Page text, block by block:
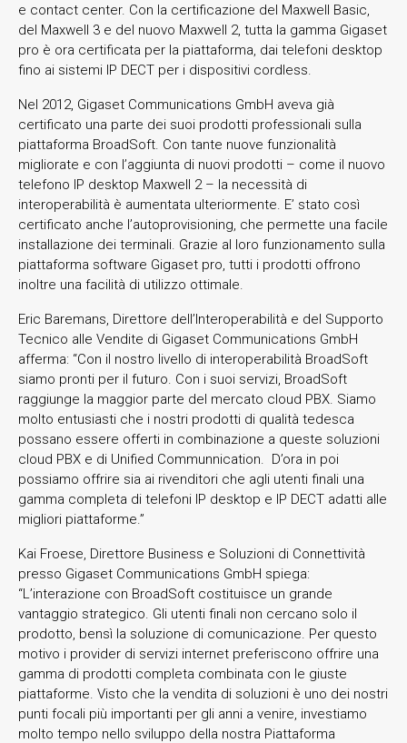
e contact center. Con la certificazione del Maxwell Basic,
del Maxwell 3 e del nuovo Maxwell 2, tutta la gamma Gigaset
pro è ora certificata per la piattaforma, dai telefoni desktop
fino ai sistemi IP DECT per i dispositivi cordless.
Nel 2012, Gigaset Communications GmbH aveva già
certificato una parte dei suoi prodotti professionali sulla
piattaforma BroadSoft. Con tante nuove funzionalità
migliorate e con l’aggiunta di nuovi prodotti – come il nuovo
telefono IP desktop Maxwell 2 – la necessità di
interoperabilità è aumentata ulteriormente. E’ stato così
certificato anche l’autoprovisioning, che permette una facile
installazione dei terminali. Grazie al loro funzionamento sulla
piattaforma software Gigaset pro, tutti i prodotti offrono
inoltre una facilità di utilizzo ottimale.
Eric Baremans, Direttore dell’Interoperabilità e del Supporto
Tecnico alle Vendite di Gigaset Communications GmbH
afferma: “Con il nostro livello di interoperabilità BroadSoft
siamo pronti per il futuro. Con i suoi servizi, BroadSoft
raggiunge la maggior parte del mercato cloud PBX. Siamo
molto entusiasti che i nostri prodotti di qualità tedesca
possano essere offerti in combinazione a queste soluzioni
cloud PBX e di Unified Communnication. D’ora in poi
possiamo offrire sia ai rivenditori che agli utenti finali una
gamma completa di telefoni IP desktop e IP DECT adatti alle
migliori piattaforme.”
Kai Froese, Direttore Business e Soluzioni di Connettività
presso Gigaset Communications GmbH spiega:
“L’interazione con BroadSoft costituisce un grande
vantaggio strategico. Gli utenti finali non cercano solo il
prodotto, bensì la soluzione di comunicazione. Per questo
motivo i provider di servizi internet preferiscono offrire una
gamma di prodotti completa combinata con le giuste
piattaforme. Visto che la vendita di soluzioni è uno dei nostri
punti focali più importanti per gli anni a venire, investiamo
molto tempo nello sviluppo della nostra Piattaforma